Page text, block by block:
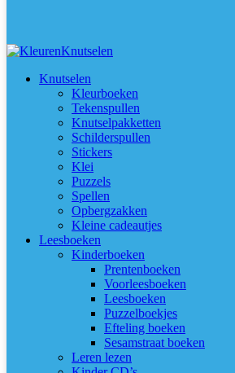
Knutselen
Kleurboeken
Tekenspullen
Knutselpakketten
Schilderspullen
Stickers
Klei
Puzzels
Spellen
Opbergzakken
Kleine cadeautjes
Leesboeken
Kinderboeken
Prentenboeken
Voorleesboeken
Leesboeken
Puzzelboekjes
Efteling boeken
Sesamstraat boeken
Leren lezen